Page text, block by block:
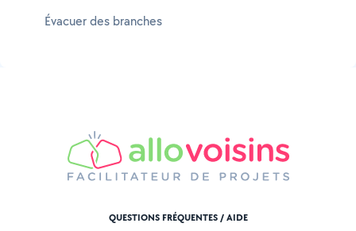
Évacuer des branches
QUESTIONS FRÉQUENTES / AIDE